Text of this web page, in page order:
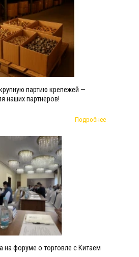
партию крепежей —
наших партнёров!
Подробнее
на форуме о торговле с Китаем